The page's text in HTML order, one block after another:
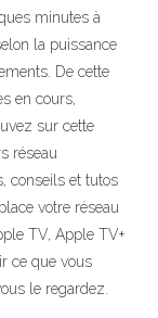
minutes à
la puissance
De cette
en cours,
sur cette
réseau
conseils et tutos
votre réseau
TV, Apple TV+
ce que vous
le regardez.